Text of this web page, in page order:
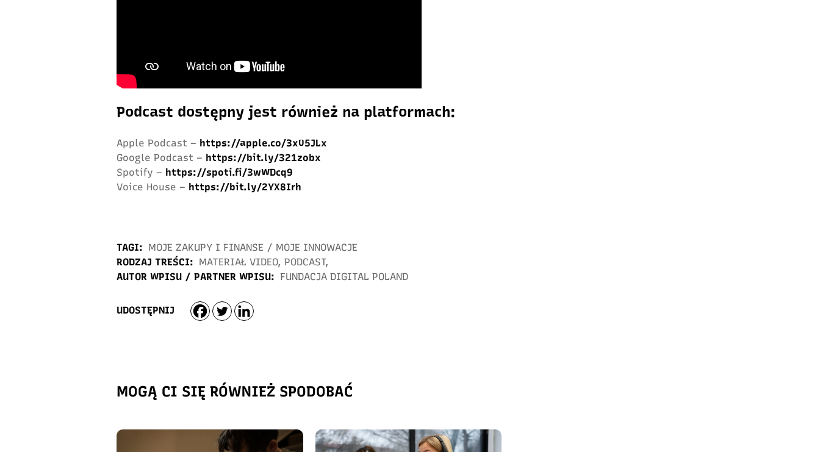
Podcast dostępny jest również na platformach:
Apple Podcast – https://apple.co/3x05JLx
Google Podcast – https://bit.ly/321zobx
Spotify – https://spoti.fi/3wWDcq9
Voice House – https://bit.ly/2YX8Irh
TAGI: MOJE ZAKUPY I FINANSE / MOJE INNOWACJE
RODZAJ TREŚCI: MATERIAŁ VIDEO, PODCAST,
AUTOR WPISU / PARTNER WPISU: FUNDACJA DIGITAL POLAND
UDOSTĘPNIJ
MOGĄ CI SIĘ RÓWNIEŻ SPODOBAĆ